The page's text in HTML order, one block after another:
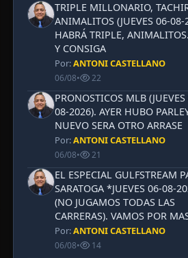
TRIPLE MILLONARIO,
ANIMALITOS (JUEVES 06-08-
HABRÁ TRIPLE,
Y CONSIGA
Por:ANTONI CASTELLANO
06/08• 22
PRONOSTICOS MLB
08-2026). AYER HUBO
NUEVO SERA OTRO ARRASE
Por:ANTONI CASTELLANO
06/08• 21
EL ESPECIAL GULFSTREAM
SARATOGA *JUEVES 06-08-
(NO JUGAMOS TODAS LAS
CARRERAS). VAMOS POR
Por:ANTONI CASTELLANO
06/08• 14